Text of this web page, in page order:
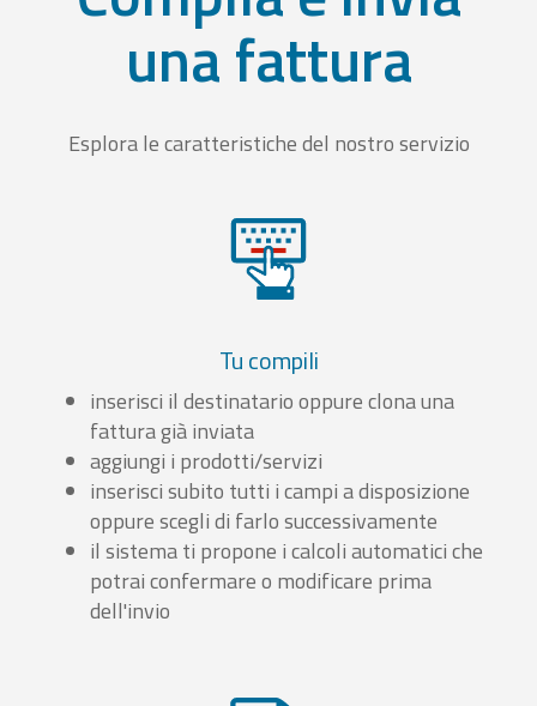
una fattura
Esplora le caratteristiche del nostro servizio
Tu compili
inserisci il destinatario oppure clona una
fattura già inviata
aggiungi i prodotti/servizi
inserisci subito tutti i campi a disposizione
oppure scegli di farlo successivamente
il sistema ti propone i calcoli automatici che
potrai confermare o modificare prima
dell'invio